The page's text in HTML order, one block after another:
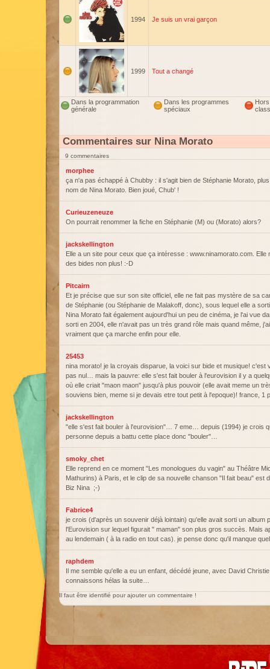
1994 Je suis un vrai garçon
1999 Tout a changé
Dans la programmation
générale
Dans les programmes
spéciaux
Hors
Commentaires sur Nina Morato
9 commentaires
morphee
ça n'a pas échappé à Chubby : il s'agit bien de Stéphanie Morato,
nom de Nina Morato. Bien joué, Chub' !
Curieuzeneuze
On pourrait renommer la fiche en Stéphanie (M) ou (Morato) alors?
jackskellington
Elle a un site pour ceux que ça intéresse : www.ninamorato.com. Elle
des bides non plus! :-D
Pitcairn
Et je précise que sur son site officiel, elle ne fait pas mystère de sa
de Stéphanie (ou Stéphanie de Malakoff, donc), sous lequel elle a
Nina Morato fait également aujourd'hui un peu de cinéma, je l'ai vue
sorti en 2004, elle n'avait pas un très grand rôle mais quand même,
vraiment que ça marche enfin pour elle.
25453
nina morato! je la croyais disparue, la voici sur bide et musique! c'est
pas nul… mais la pauvre: elle s'est fait bouler à l'eurovision il y a
où elle criait "maon maon" jusqu'à plus pouvoir (elle avait meme un
souviens bien, meme si je devais etre tout petit à l'epoque)! france, 1
jackskellington
"elle s'est fait bouler à l'eurovision"… 7 eme… depuis (1994) je crois
personne depuis a battu cette place donc "bouler"…
smoky_chet
Elle reprend en ce moment "Les monologues du vagin" au Théâtre
Mathurins) à Paris, et le clip de sa nouvelle chanson "Il fait beau" est
Biz Nina ;-)
Fabrice4
je crois (d'après un souvenir déjà lointain) qu'elle avait sorti un album
l'Eurovision sur lequel figurait " maman" son plus gros succès. Mais
au lendemain ( à la radio en tout cas). je pense donc qu'il manque
raphdem
Il me semble qu'elle a eu un enfant, décédé jeune, avec David
connaissons hélas la suite…
Il faut être identifié pour ajouter un commentaire !